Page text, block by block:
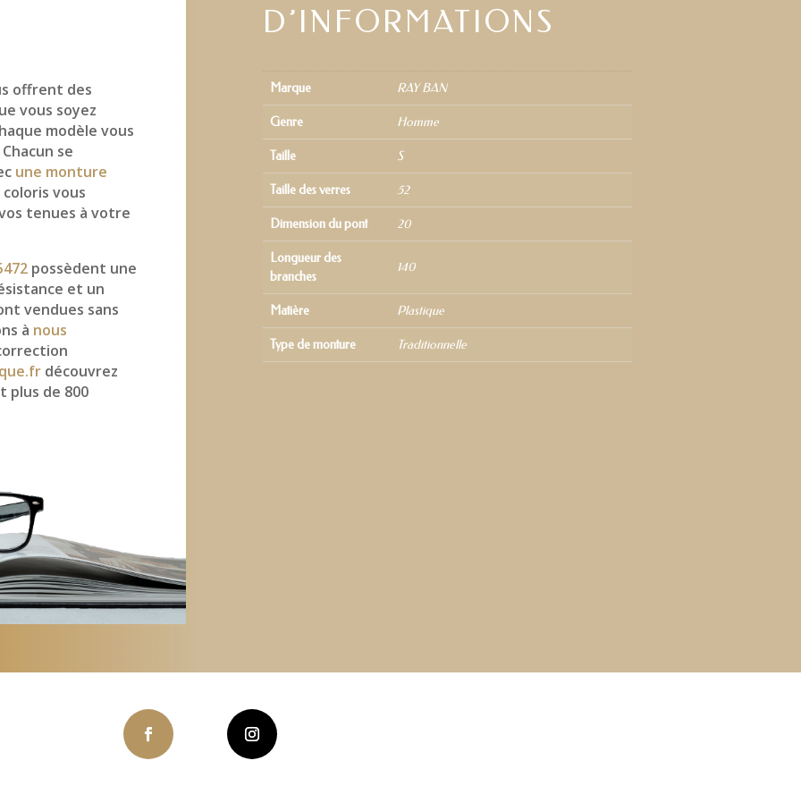
offrent des
vous soyez
modèle vous
se
une monture
vous
tenues à votre
possèdent une
et un
vendues sans
à nous
découvrez
plus de 800
D’INFORMATIONS
Marque RAY BAN
Genre Homme
Taille S
Taille des verres 52
Dimension du pont 20
Longueur des
branches
140
Matière Plastique
Type de monture Traditionnelle